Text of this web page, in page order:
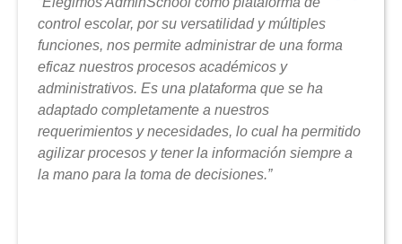
control escolar, por su versatilidad y múltiples
funciones, nos permite administrar de una forma
eficaz nuestros procesos académicos y
administrativos. Es una plataforma que se ha
adaptado completamente a nuestros
requerimientos y necesidades, lo cual ha permitido
agilizar procesos y tener la información siempre a
la mano para la toma de decisiones.”